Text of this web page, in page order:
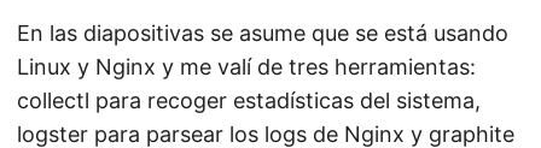
En las diapositivas se asume que se está usando
Linux y Nginx y me valí de tres herramientas:
collectl para recoger estadísticas del sistema,
logster para parsear los logs de Nginx y graphite